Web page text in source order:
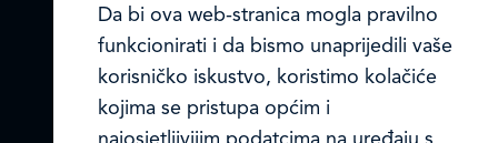
Ledo u inozemstvu
Online formular
Da bi ova web-stranica mogla pravilno
funkcionirati i da bismo unaprijedili vaše
korisničko iskustvo, koristimo kolačiće
kojima se pristupa općim i
stranici upotrebu funkcionalnih i/ili
reklamnih kolačića opisanih u nastavku: